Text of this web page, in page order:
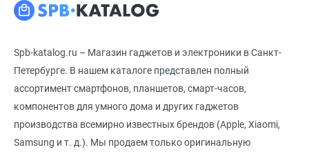
Spb-katalog.ru – Магазин гаджетов и электроники в Санкт-
Петербурге. В нашем каталоге представлен полный
ассортимент смартфонов, планшетов, смарт-часов,
компонентов для умного дома и других гаджетов
производства всемирно известных брендов (Apple, Xiaomi,
Samsung и т. д.). Мы продаем только оригинальную